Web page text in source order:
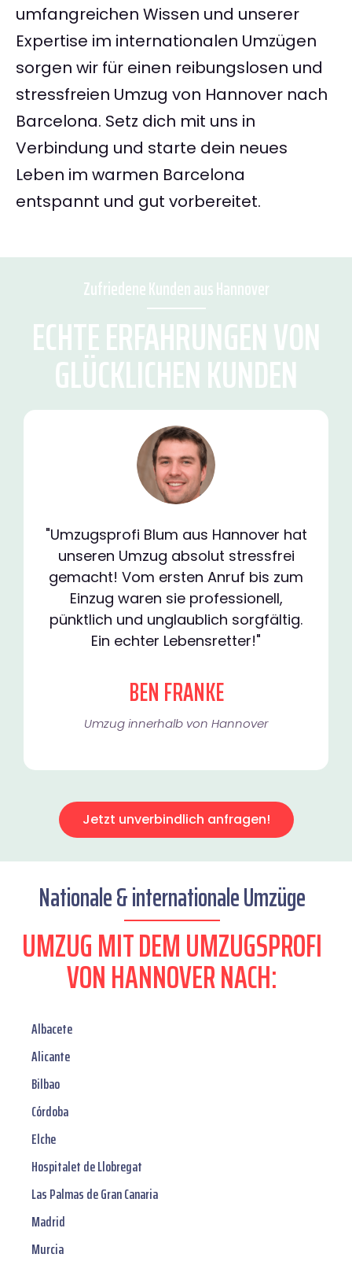
umfangreichen Wissen und unserer
Expertise im internationalen Umzügen
sorgen wir für einen reibungslosen und
stressfreien Umzug von Hannover nach
Barcelona. Setz dich mit uns in
Verbindung und starte dein neues
Leben im warmen Barcelona
entspannt und gut vorbereitet.
Zufriedene Kunden aus Hannover
ECHTE ERFAHRUNGEN VON
GLÜCKLICHEN KUNDEN
"Umzugsprofi Blum aus Hannover hat
unseren Umzug absolut stressfrei
gemacht! Vom ersten Anruf bis zum
Einzug waren sie professionell,
pünktlich und unglaublich sorgfältig.
Ein echter Lebensretter!"
BEN FRANKE
Umzug innerhalb von Hannover​
Jetzt unverbindlich anfragen!
Nationale & internationale Umzüge
UMZUG MIT DEM UMZUGSPROFI
VON HANNOVER NACH:
Albacete
Alicante
Bilbao
Córdoba
Elche
Hospitalet de Llobregat
Las Palmas de Gran Canaria
Madrid
Murcia